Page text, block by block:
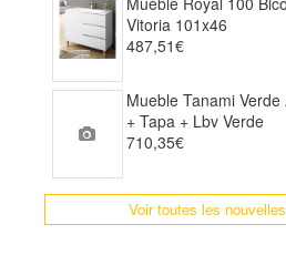
Vitoria 101x46
487,51€
Mueble Tanami Verde
+ Tapa + Lbv Verde
710,35€
Voir toutes les nouvelles